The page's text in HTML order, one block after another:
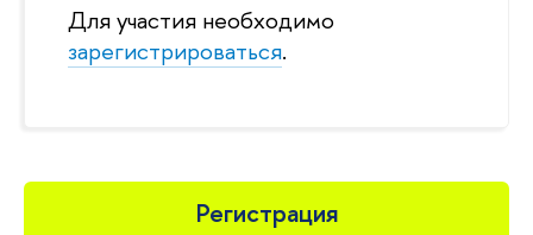
Для участия необходимо
зарегистрироваться.
Регистрация